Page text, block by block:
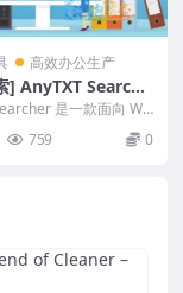
高效办公生产
] AnyTXT Searche
档内容检索工具 |
版
是一款面向 Wi
759 0
of Cleaner –